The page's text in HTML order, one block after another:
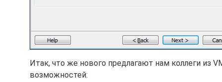
Итак, что же нового предлагают нам коллеги из
возможностей: